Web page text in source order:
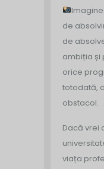
de
de
ambiția și
orice
totodată,
obstacol.
Dacă vrei
viața